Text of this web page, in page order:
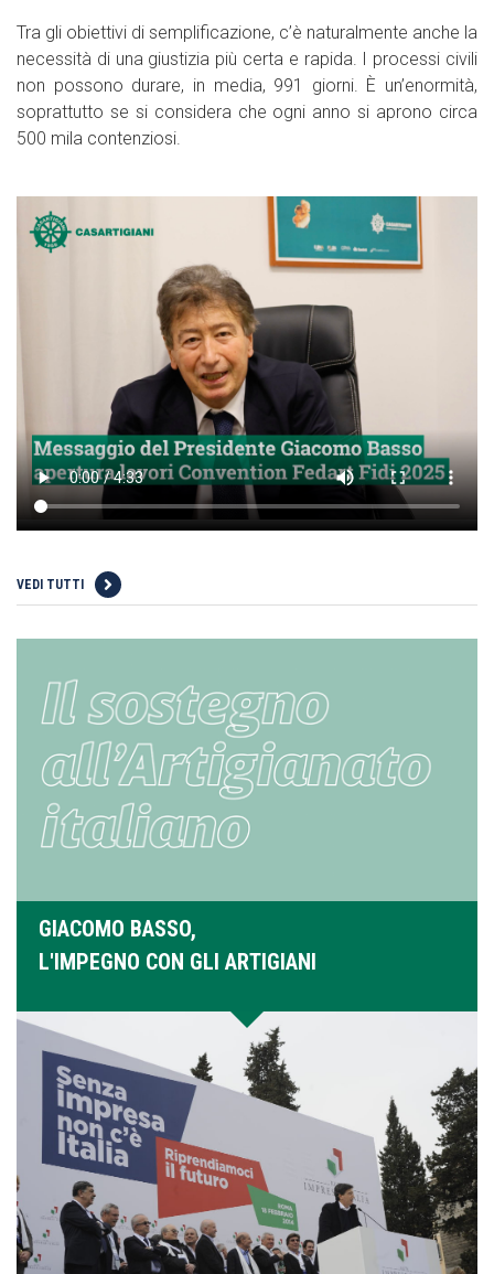
Tra gli obiettivi di semplificazione, c’è naturalmente anche la
necessità di una giustizia più certa e rapida. I processi civili
non possono durare, in media, 991 giorni. È un’enormità,
soprattutto se si considera che ogni anno si aprono circa
500 mila contenziosi.
VEDI TUTTI
GIACOMO BASSO,
L'IMPEGNO CON GLI ARTIGIANI